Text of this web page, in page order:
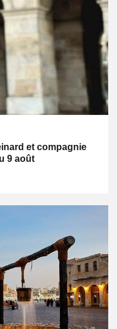
et compagnie
9 août